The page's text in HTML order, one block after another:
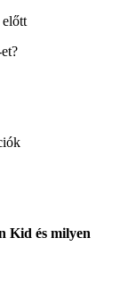
és milyen